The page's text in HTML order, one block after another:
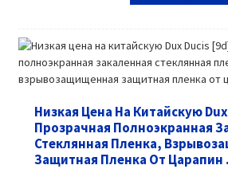
Низкая Цена На Китайскую
Прозрачная Полноэкранная
Стеклянная Пленка,
Защитная Пленка От Царапин